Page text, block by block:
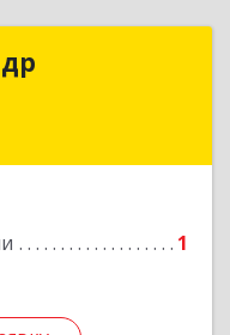
1
Александр
Подробнее